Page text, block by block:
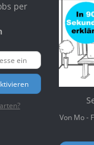
per
Von Mo -